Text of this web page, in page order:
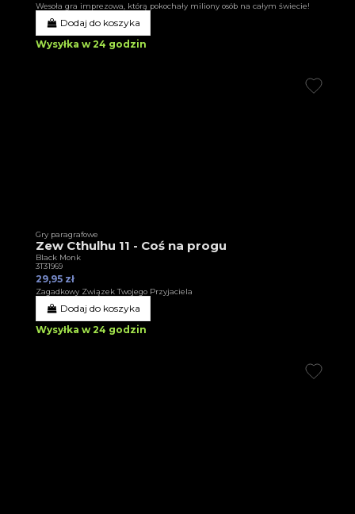
Wesoła gra imprezowa, którą pokochały miliony osób na całym świecie!
Dodaj do koszyka
Wysyłka w 24 godzin
Gry paragrafowe
Zew Cthulhu 11 - Coś na progu
Black Monk
3T31969
29,95 zł
Zagadkowy Związek Twojego Przyjaciela
Dodaj do koszyka
Wysyłka w 24 godzin